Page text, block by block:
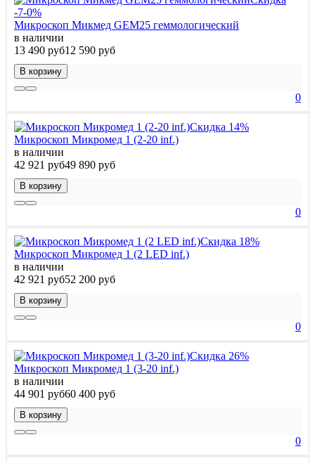
-7-0%
Микроскоп Микмед GEM25 геммологический
в наличии
13 490 руб12 590 руб
В корзину
0
Скидка 14%
Микроскоп Микромед 1 (2-20 inf.)
в наличии
42 921 руб49 890 руб
В корзину
0
Скидка 18%
Микроскоп Микромед 1 (2 LED inf.)
в наличии
42 921 руб52 200 руб
В корзину
0
Скидка 26%
Микроскоп Микромед 1 (3-20 inf.)
в наличии
44 901 руб60 400 руб
В корзину
0